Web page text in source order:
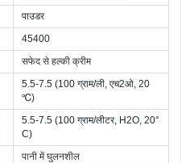
पाउडर
45400
सफेद से हल्की क्रीम
5.5-7.5 (100 ग्राम/ली, एच2ओ, 20
℃)
5.5-7.5 (100 ग्राम/लीटर, H2O, 20°
C)
पानी में घुलनशील